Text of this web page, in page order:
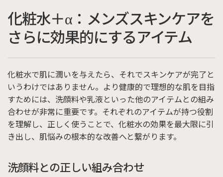
化粧水＋α：メンズスキンケアを
さらに効果的にするアイテム
化粧水で肌に潤いを与えたら、それでスキンケアが完了と
いうわけではありません。より健康的で理想的な肌を目指
すためには、洗顔料や乳液といった他のアイテムとの組み
合わせが非常に重要です。それぞれのアイテムが持つ役割
を理解し、正しく使うことで、化粧水の効果を最大限に引
き出し、肌悩みの根本的な改善へと繋がります。
洗顔料との正しい組み合わせ